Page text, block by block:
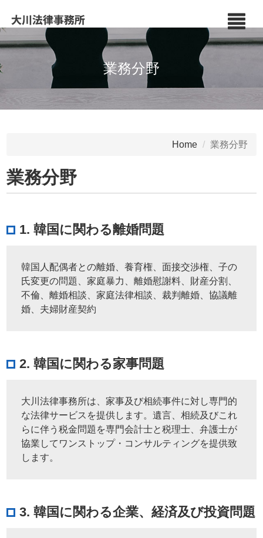
業務分野
Home 業務分野
業務分野
1. 韓国に関わる離婚問題
韓国人配偶者との離婚、養育権、面接交渉権、子の
氏変更の問題、家庭暴力、離婚慰謝料、財産分割、
不倫、離婚相談、家庭法律相談、裁判離婚、協議離
婚、夫婦財産契約
2. 韓国に関わる家事問題
大川法律事務所は、家事及び相続事件に対し専門的
な法律サービスを提供します。遺言、相続及びこれ
らに伴う税金問題を専門会計士と税理士、弁護士が
協業してワンストップ・コンサルティングを提供致
します。
3. 韓国に関わる企業、経済及び投資問題